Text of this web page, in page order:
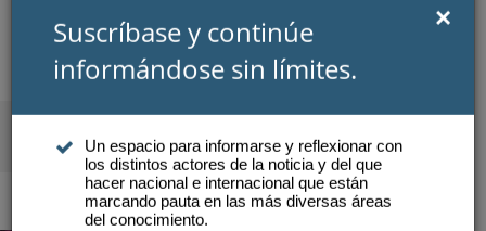
SUSCRIBIRSE INICIAR SESIÓN
Atención a suscriptores
Suscríbase y continúe
informándose sin límites.
Un espacio para informarse y reflexionar con
los distintos actores de la noticia y del que
hacer nacional e internacional que están
marcando pauta en las más diversas áreas